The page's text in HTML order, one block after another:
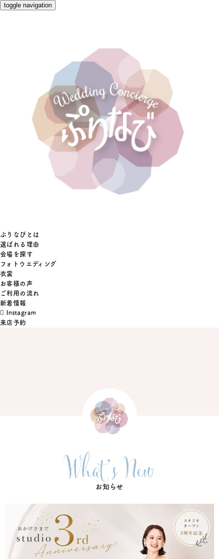
toggle navigation
ぷりなびとは
選ばれる理由
会場を探す
フォトウエディング
衣裳
お客様の声
ご利用の流れ
新着情報
Instagram
来店予約
What's New
お知らせ